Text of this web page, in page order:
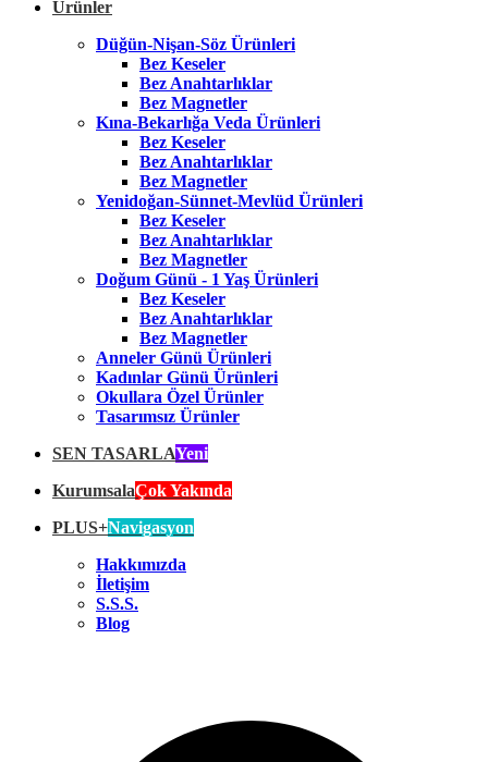
Ürünler
Düğün-Nişan-Söz Ürünleri
Bez Keseler
Bez Anahtarlıklar
Bez Magnetler
Kına-Bekarlığa Veda Ürünleri
Bez Keseler
Bez Anahtarlıklar
Bez Magnetler
Yenidoğan-Sünnet-Mevlüd Ürünleri
Bez Keseler
Bez Anahtarlıklar
Bez Magnetler
Doğum Günü - 1 Yaş Ürünleri
Bez Keseler
Bez Anahtarlıklar
Bez Magnetler
Anneler Günü Ürünleri
Kadınlar Günü Ürünleri
Okullara Özel Ürünler
Tasarımsız Ürünler
SEN TASARLAYeni
KurumsalaÇok Yakında
PLUS+Navigasyon
Hakkımızda
İletişim
S.S.S.
Blog